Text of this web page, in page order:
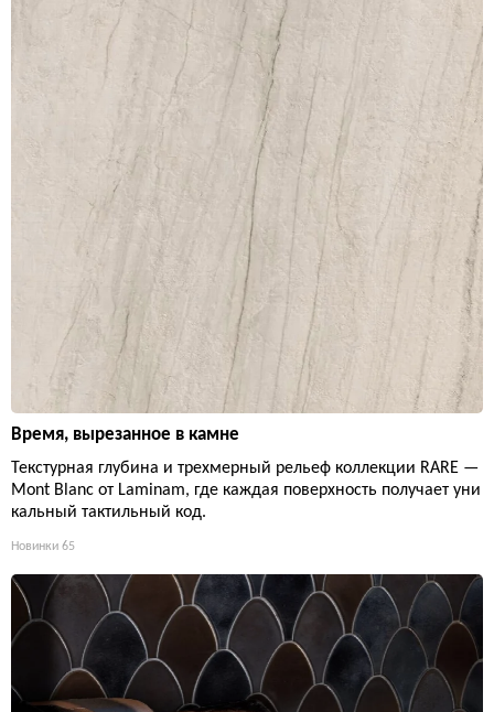
Время, вырезанное в камне
Текстурная глубина и трехмерный рельеф коллекции RARE —
Mont Blanc от Laminam, где каждая поверхность получает уни
кальный тактильный код.
Новинки 65